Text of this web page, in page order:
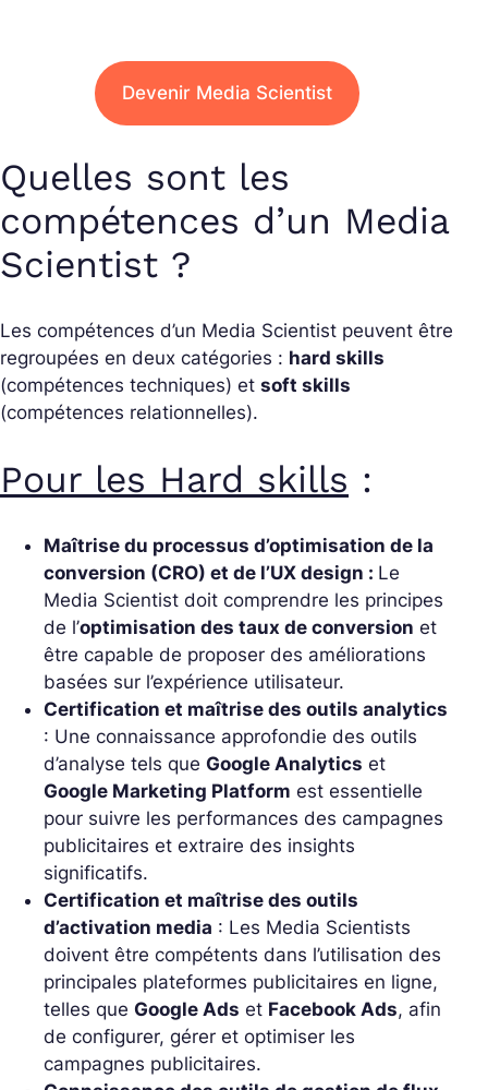
Devenir Media Scientist
Quelles sont les
compétences d’un Media
Scientist ?
Les compétences d’un Media Scientist peuvent être
regroupées en deux catégories : hard skills
(compétences techniques) et soft skills
(compétences relationnelles).
Pour les Hard skills :
Maîtrise du processus d’optimisation de la
conversion (CRO) et de l’UX design : Le
Media Scientist doit comprendre les principes
de l’optimisation des taux de conversion et
être capable de proposer des améliorations
basées sur l’expérience utilisateur.
Certification et maîtrise des outils analytics
: Une connaissance approfondie des outils
d’analyse tels que Google Analytics et
Google Marketing Platform est essentielle
pour suivre les performances des campagnes
publicitaires et extraire des insights
significatifs.
Certification et maîtrise des outils
d’activation media : Les Media Scientists
doivent être compétents dans l’utilisation des
principales plateformes publicitaires en ligne,
telles que Google Ads et Facebook Ads, afin
de configurer, gérer et optimiser les
campagnes publicitaires.